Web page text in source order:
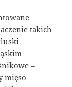
takich
–
mięso